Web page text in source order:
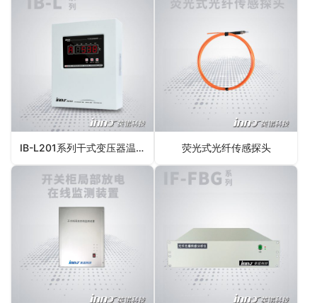
IB-L201系列干式变压器温控器 荧光式光纤传感探头